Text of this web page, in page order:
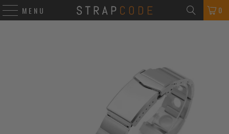
MENU 0